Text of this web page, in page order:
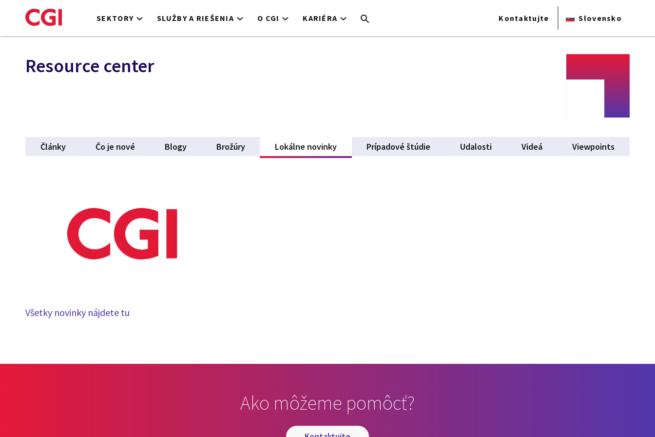
to
SEKTORY SLUŽBY A RIEŠENIA O CGI KARIÉRA Kontaktujte Slovensko
Resource center
Články Čo je nové Blogy Brožúry Lokálne novinky(active tab)Prípadové štúdie Udalosti Videá Viewpoints
Všetky novinky nájdete tu
Ako môžeme pomôcť?